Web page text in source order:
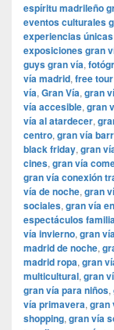
espíritu madrileño
eventos culturales
experiencias
exposiciones gran
guys gran vía,
vía madrid, free
vía, Gran Vía, gran
vía accesible, gran
vía al atardecer,
centro, gran vía
black friday, gran
cines, gran vía
gran vía conexión
vía de noche, gran
sociales, gran vía
espectáculos
vía invierno, gran
madrid de noche,
madrid ropa, gran
multicultural, gran
gran vía para niños,
vía primavera, gran
shopping, gran vía